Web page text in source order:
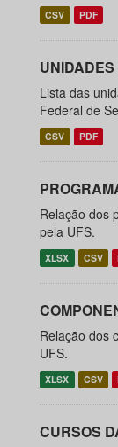
CSV PDF
Lista das
Federal de
CSV PDF
Relação dos
pela UFS.
XLSX CSV
Relação dos
UFS.
XLSX CSV
CURSOS